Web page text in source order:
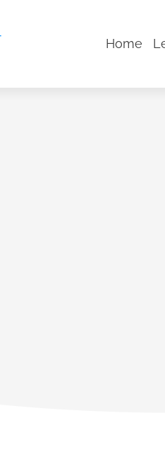
Home